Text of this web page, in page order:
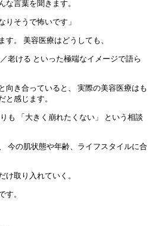
な言葉を聞きます。
りそうで怖いです」
。 美容医療はどうしても、
老ける といった極端なイメージで語ら
向き合っていると、 実際の美容医療はも
と感じます。
も 「大きく崩れたくない」 という相談
今の肌状態や年齢、ライフスタイルに合
け取り入れていく。
す。